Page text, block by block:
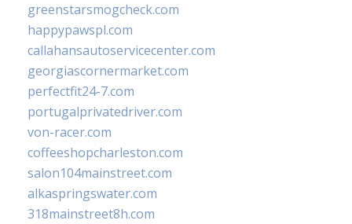
greenstarsmogcheck.com
happypawspl.com
callahansautoservicecenter.com
georgiascornermarket.com
perfectfit24-7.com
portugalprivatedriver.com
von-racer.com
coffeeshopcharleston.com
salon104mainstreet.com
alkaspringswater.com
318mainstreet8h.com